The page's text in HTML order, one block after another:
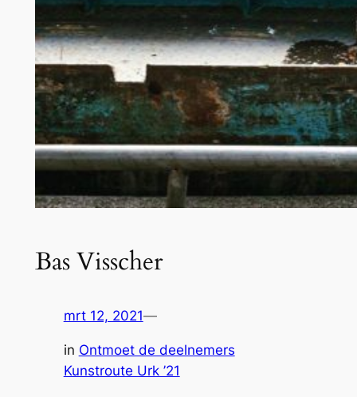
Bas Visscher
mrt 12, 2021—
in Ontmoet de deelnemers
Kunstroute Urk ’21